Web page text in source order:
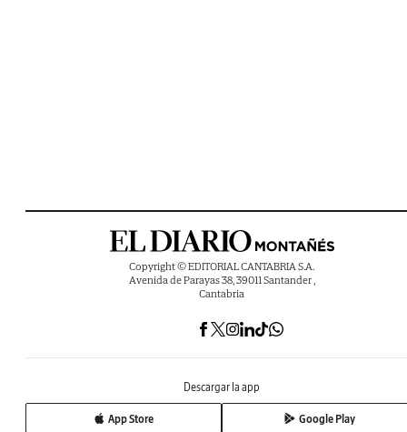
Copyright © EDITORIAL CANTABRIA S.A.
Avenida de Parayas 38, 39011 Santander ,
Cantabria
Descargar la app
App Store Google Play